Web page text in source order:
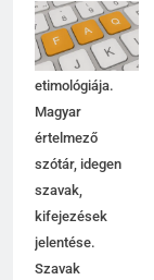
jelentése,
magyarázata,
használata,
etimológiája.
Magyar
értelmező
szótár, idegen
szavak,
kifejezések
jelentése.
Szavak